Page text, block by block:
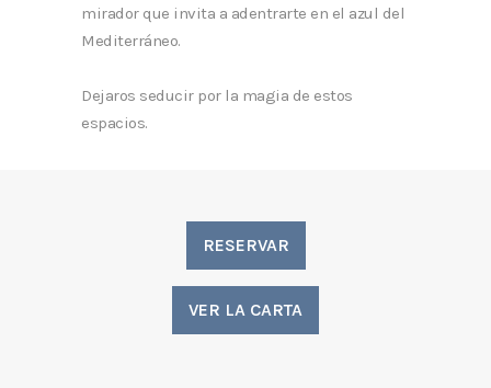
mirador que invita a adentrarte en el azul del
Mediterráneo.
Dejaros seducir por la magia de estos
espacios.
RESERVAR
VER LA CARTA